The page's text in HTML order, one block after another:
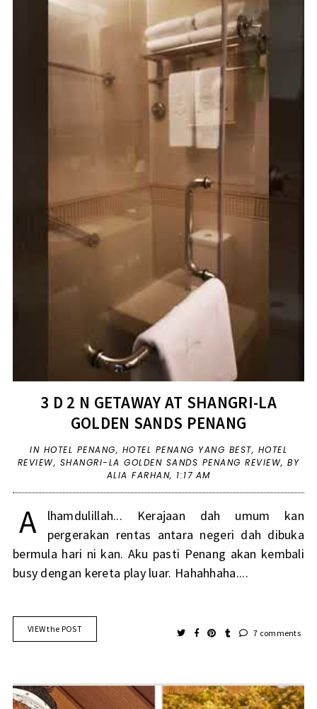
3 D 2 N GETAWAY AT SHANGRI-LA
GOLDEN SANDS PENANG
IN HOTEL PENANG, HOTEL PENANG YANG BEST, HOTEL
REVIEW, SHANGRI-LA GOLDEN SANDS PENANG REVIEW,BY
ALIA FARHAN, 1:17 AM
A
lhamdulillah... Kerajaan dah umum kan
pergerakan rentas antara negeri dah dibuka
bermula hari ni kan. Aku pasti Penang akan kembali
busy dengan kereta play luar. Hahahhaha....
VIEW the POST 7 comments